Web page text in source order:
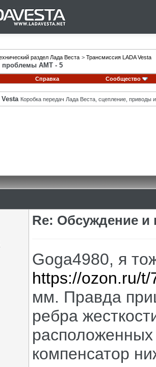
раздел Лада Веста > Трансмиссия LADA Vesta
проблемы АМТ - 5
Справка Сообщество
Коробка передач Лада Веста, сцепление, приводы и
Re: Обсуждение
Goga4980, я
https://ozon.ru/t/
мм. Правда
ребра
расположенных
компенсатор